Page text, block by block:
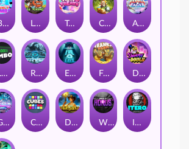
BOUNCY BOMBS Le Viking Tasty Treats Cash Quest Alpha Eagle
Limbo Rise of Ymir Evil Eyes Frank's Farm DONNY DOUGH
Gronk's Gems Cubes Dawn of Kings Wings of Horus ITERO